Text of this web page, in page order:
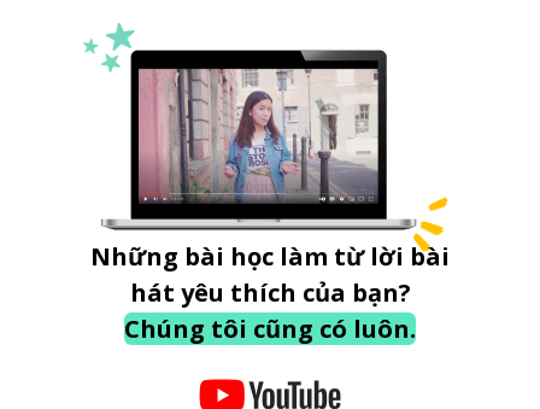
Những bài học làm từ lời bài
hát yêu thích của bạn?
Chúng tôi cũng có luôn.